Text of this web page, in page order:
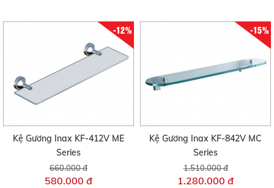
-12%
Kệ Gương Inax KF-412V ME
Series
660.000 đ
580.000 đ
-15%
Kệ Gương Inax KF-842V MC
Series
1.510.000 đ
1.280.000 đ